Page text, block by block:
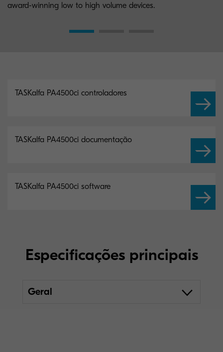
award-winning low to high volume devices.
TASKalfa PA4500ci controladores
TASKalfa PA4500ci documentação
TASKalfa PA4500ci software
Especificações principais
Geral